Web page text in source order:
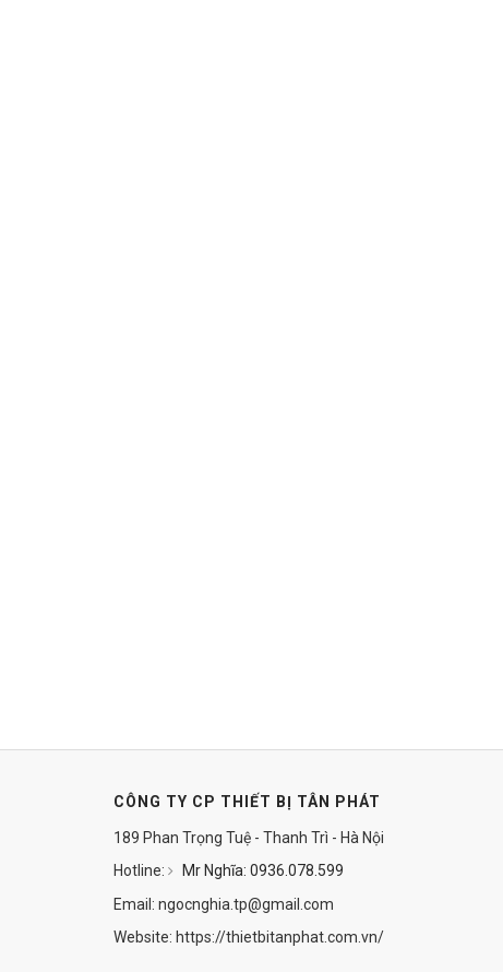
CÔNG TY CP THIẾT BỊ TÂN PHÁT
189 Phan Trọng Tuệ - Thanh Trì - Hà Nội
Hotline:
Mr Nghĩa: 0936.078.599
Email: ngocnghia.tp@gmail.com
Website: https://thietbitanphat.com.vn/